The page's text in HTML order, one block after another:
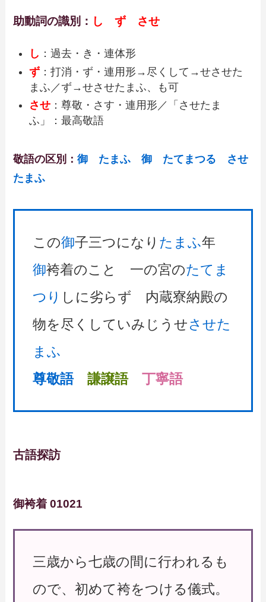
助動詞の識別： し ず させ
し ：過去・き・連体形
ず：打消・ず・連用形→尽くして→せさせた
まふ／ず→せさせたまふ、も可
させ ：尊敬・さす・連用形／「させたま
ふ」：最高敬語
敬語の区別：御 たまふ 御 たてまつる させ
たまふ
この御子三つになり たまふ年
御袴着のこと 一の宮のたてま
つり しに劣らず 内蔵寮納殿の
物を尽くしていみじうせさせた
まふ
尊敬語
謙譲語 丁寧語
古語探訪
御袴着 01021
三歳から七歳の間に行われるも
ので、初めて袴をつける儀式。